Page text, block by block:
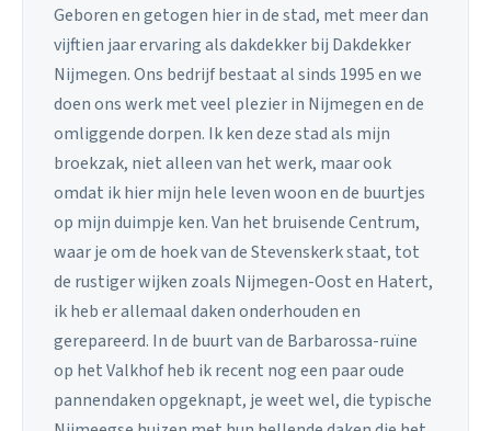
Geboren en getogen hier in de stad, met meer dan
vijftien jaar ervaring als dakdekker bij Dakdekker
Nijmegen. Ons bedrijf bestaat al sinds 1995 en we
doen ons werk met veel plezier in Nijmegen en de
omliggende dorpen. Ik ken deze stad als mijn
broekzak, niet alleen van het werk, maar ook
omdat ik hier mijn hele leven woon en de buurtjes
op mijn duimpje ken. Van het bruisende Centrum,
waar je om de hoek van de Stevenskerk staat, tot
de rustiger wijken zoals Nijmegen-Oost en Hatert,
ik heb er allemaal daken onderhouden en
gerepareerd. In de buurt van de Barbarossa-ruïne
op het Valkhof heb ik recent nog een paar oude
pannendaken opgeknapt, je weet wel, die typische